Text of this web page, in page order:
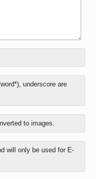
underscore are
to images.
will only be used for E-